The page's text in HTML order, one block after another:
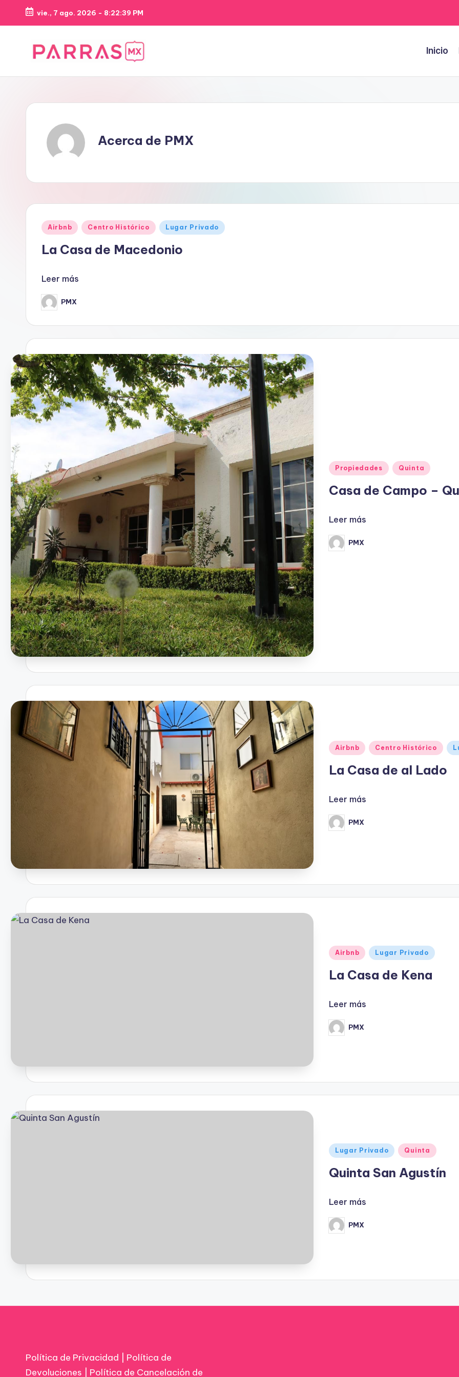
Saltar
contenido
vie., 7 ago. 2026 - 8:22:39 PM
P
S
M
X
criterio”
Inicio
Acerca de PMX
Publicado
Airbnb Centro Histórico Lugar Privado
La Casa de Macedonio
Leer más
Publicado
por
PMX
Publicado
Propiedades Quinta
Casa de Campo –
Leer más
Publicado
por
PMX
Publicado
Airbnb Centro Histórico
La Casa de al Lado
Leer más
Publicado
por
PMX
Publicado
Airbnb Lugar Privado
La Casa de Kena
Leer más
Publicado
por
PMX
Publicado
Lugar Privado Quinta
Quinta San Agustín
Leer más
Publicado
por
PMX
Política de Privacidad
Política de
Devoluciones
Política de Cancelación de